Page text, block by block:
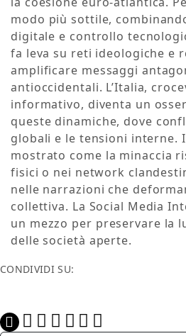
modo più sottile,
digitale e controllo
fa leva su reti ideologiche e
amplificare messaggi
antioccidentali. L’Italia,
informativo, diventa un
queste dinamiche, dove
globali e le tensioni interne.
mostrato come la minaccia
fisici o nei network
nelle narrazioni che
collettiva. La Social Media
un mezzo per preservare la
delle società aperte.
CONDIVIDI SU: